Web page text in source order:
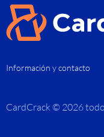
Información y contacto
CardCrack © 2026